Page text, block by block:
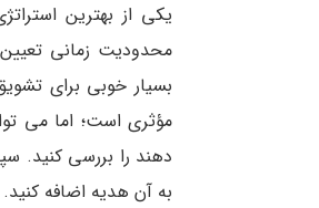
یکی از بهترین
محدودیت زمانی
بسیار خوبی برای
مؤثری است؛ اما می
دهند را بررسی کنید.
به آن هدیه اضافه کنید.